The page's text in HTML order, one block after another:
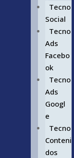
Tecno
Social
Tecno
Ads
Facebo
ok
Tecno
Ads
Googl
e
Tecno
Conteni
dos